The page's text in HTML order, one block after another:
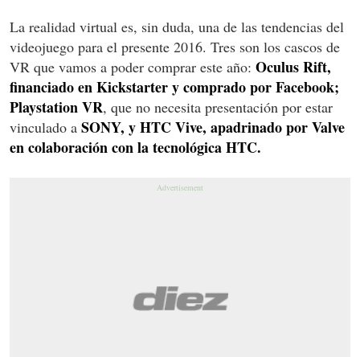
La realidad virtual es, sin duda, una de las tendencias del
videojuego para el presente 2016. Tres son los cascos de
VR que vamos a poder comprar este año: Oculus Rift,
financiado en Kickstarter y comprado por Facebook;
Playstation VR, que no necesita presentación por estar
vinculado a SONY, y HTC Vive, apadrinado por Valve
en colaboración con la tecnológica HTC.